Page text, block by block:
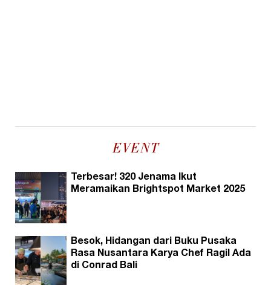
EVENT
Terbesar! 320 Jenama Ikut
Meramaikan Brightspot Market 2025
Besok, Hidangan dari Buku Pusaka
Rasa Nusantara Karya Chef Ragil Ada
di Conrad Bali